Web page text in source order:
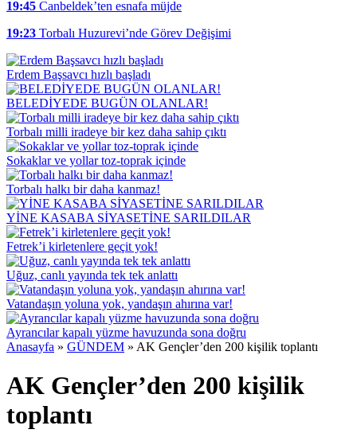
19:45 Canbeldek’ten esnafa müjde
19:23 Torbalı Huzurevi’nde Görev Değişimi
Erdem Başsavcı hızlı başladı
BELEDİYEDE BUGÜN OLANLAR!
Torbalı milli iradeye bir kez daha sahip çıktı
Sokaklar ve yollar toz-toprak içinde
Torbalı halkı bir daha kanmaz!
YİNE KASABA SİYASETİNE SARILDILAR
Fetrek’i kirletenlere geçit yok!
Uğuz, canlı yayında tek tek anlattı
Vatandaşın yoluna yok, yandaşın ahırına var!
Ayrancılar kapalı yüzme havuzunda sona doğru
Anasayfa » GÜNDEM » AK Gençler’den 200 kişilik toplantı
AK Gençler’den 200 kişilik
toplantı